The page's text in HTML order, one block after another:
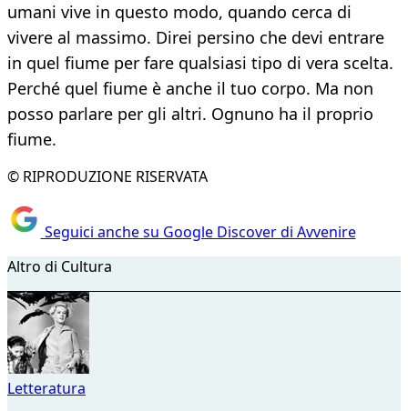
umani vive in questo modo, quando cerca di
vivere al massimo. Direi persino che devi entrare
in quel fiume per fare qualsiasi tipo di vera scelta.
Perché quel fiume è anche il tuo corpo. Ma non
posso parlare per gli altri. Ognuno ha il proprio
fiume.
© RIPRODUZIONE RISERVATA
Seguici anche su Google Discover di Avvenire
Altro di Cultura
Letteratura